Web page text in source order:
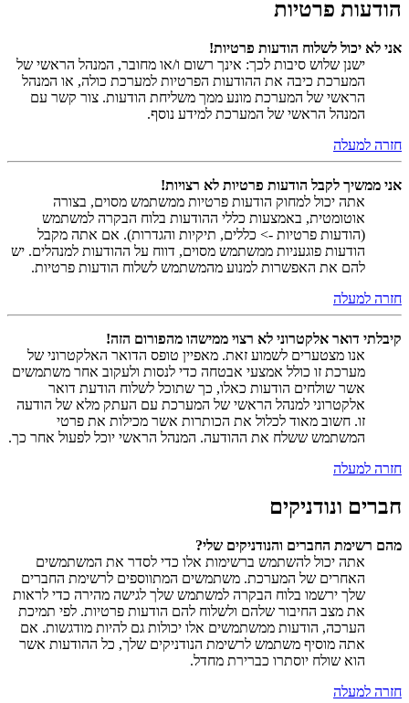
הודעות פרטיות
אני לא יכול לשלוח הודעות פרטיות!
ישנן שלוש סיבות לכך: אינך רשום ו/או מחובר, המנהל הראשי של
המערכת כיבה את ההודעות הפרטיות למערכת כולה, או המנהל
הראשי של המערכת מונע ממך משליחת הודעות. צור קשר עם
המנהל הראשי של המערכת למידע נוסף.
חזרה למעלה
אני ממשיך לקבל הודעות פרטיות לא רצויות!
אתה יכול למחוק הודעות פרטיות ממשתמש מסוים, בצורה
אוטומטית, באמצעות כללי ההודעות בלוח הבקרה למשתמש
(הודעות פרטיות -> כללים, תיקיות והגדרות). אם אתה מקבל
הודעות פוגעניות ממשתמש מסוים, דווח על ההודעות למנהלים. יש
להם את האפשרות למנוע מהמשתמש לשלוח הודעות פרטיות.
חזרה למעלה
קיבלתי דואר אלקטרוני לא רצוי ממישהו מהפורום הזה!
אנו מצטערים לשמוע זאת. מאפיין טופס הדואר האלקטרוני של
מערכת זו כולל אמצעי אבטחה כדי לנסות ולעקוב אחר משתמשים
אשר שולחים הודעות כאלו, כך שתוכל לשלוח הודעת דואר
אלקטרוני למנהל הראשי של המערכת עם העתק מלא של הודעה
זו. חשוב מאוד לכלול את הכותרות אשר מכילות את פרטי
המשתמש ששלח את ההודעה. המנהל הראשי יוכל לפעול אחר כך.
חזרה למעלה
חברים ונודניקים
מהם רשימת החברים והנודניקים שלי?
אתה יכול להשתמש ברשימות אלו כדי לסדר את המשתמשים
האחרים של המערכת. משתמשים המתווספים לרשימת החברים
שלך ירשמו בלוח הבקרה למשתמש שלך לגישה מהירה כדי לראות
את מצב החיבור שלהם ולשלוח להם הודעות פרטיות. לפי תמיכת
הערכה, הודעות ממשתמשים אלו יכולות גם להיות מודגשות. אם
אתה מוסיף משתמש לרשימת הנודניקים שלך, כל ההודעות אשר
הוא שולח יוסתרו כברירת מחדל.
חזרה למעלה